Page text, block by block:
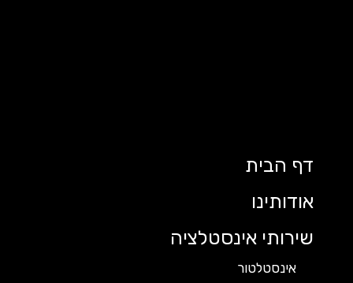
דף הבית
אודותינו
שירותי אינסטלציה
אינסטלטור